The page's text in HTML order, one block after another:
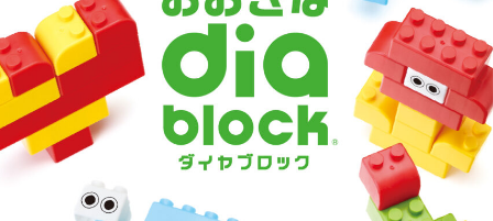
公式SNS
社会への取り組み
つくってみよう
CATALOG